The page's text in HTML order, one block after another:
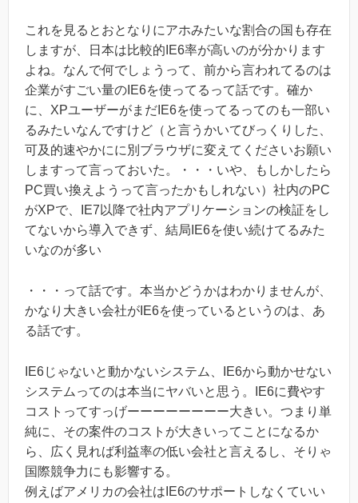
これを見るとおとなりにアホみたいな割合の国も存在
しますが、日本は比較的IE6率が高いのが分かります
よね。なんで何でしょうって、前から言われてるのは
企業がすごい量のIE6を使ってるって話です。確か
に、XPユーザーがまだIE6を使ってるってのも一部い
るみたいなんですけど（と言うかいてびっくりした、
可及的速やかにに別ブラウザに変えてくださいお願い
しますって言っておいた。・・・いや、もしかしたら
PC買い換えようって言ったかもしれない）社内のPC
がXPで、IE7以降で社内アプリケーションの検証をし
てないから導入できず、結局IE6を使い続けてるみた
いなのが多い
・・・って話です。本当かどうかはわかりませんが、
かなり大きい会社がIE6を使っているというのは、あ
る話です。
IE6じゃないと動かないシステム、IE6から動かせない
システムってのは本当にヤバいと思う。IE6に費やす
コストってすっげーーーーーーーー大きい。つまり単
純に、その案件のコストが大きいってことになるか
ら、広く見れば利益率の低い会社と言えるし、そりゃ
国際競争力にも影響する。
例えばアメリカの会社はIE6のサポートしなくていい